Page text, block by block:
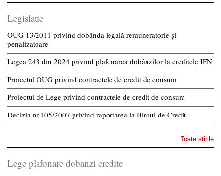
Legislatie
OUG 13/2011 privind dobânda legală remuneratorie și
penalizatoare
Legea 243 din 2024 privind plafonarea dobânzilor la creditele IFN
Proiectul OUG privind contractele de credit de consum
Proiectul de Lege privind contractele de credit de consum
Decizia nr.105/2007 privind raportarea la Biroul de Credit
Toate stirile
Lege plafonare dobanzi credite